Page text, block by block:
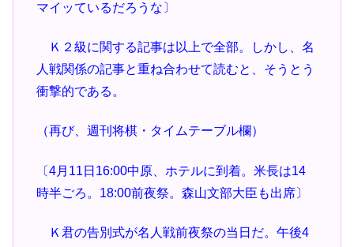
マイッているだろうな〕
Ｋ２級に関する記事は以上で全部。しかし、名
人戦関係の記事と重ね合わせて読むと、そうとう
衝撃的である。
（再び、週刊将棋・タイムテーブル欄）
〔4月11日16:00中原、ホテルに到着。米長は14
時半ごろ。18:00前夜祭。森山文部大臣も出席〕
Ｋ君の告別式が名人戦前夜祭の当日だ。午後4